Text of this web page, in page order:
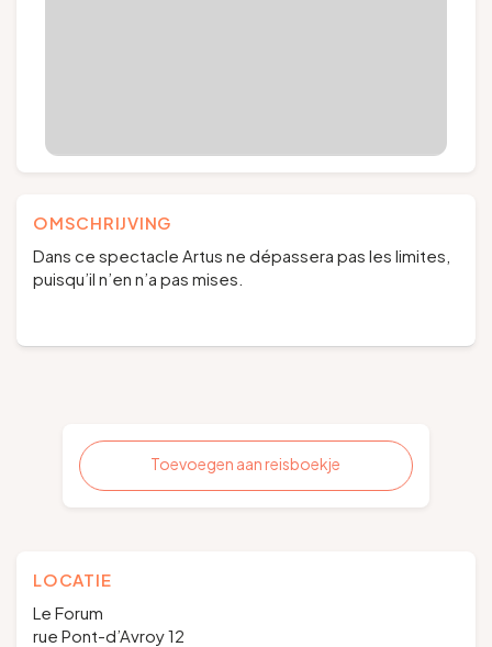
OMSCHRIJVING
Dans ce spectacle Artus ne dépassera pas les limites,
puisqu’il n’en n’a pas mises.
Toevoegen aan reisboekje
LOCATIE
Le Forum
rue Pont-d’Avroy 12